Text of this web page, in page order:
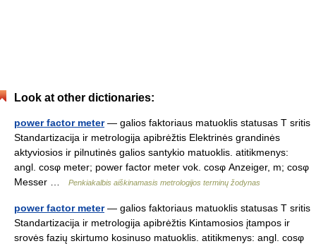
Look at other dictionaries:
power factor meter— galios faktoriaus matuoklis statusas T sritis
Standartizacija ir metrologija apibrėžtis Elektrinės grandinės
aktyviosios ir pilnutinės galios santykio matuoklis. atitikmenys:
angl. cosφ meter; power factor meter vok. cosφ Anzeiger, m; cosφ
Messer …
Penkiakalbis aiškinamasis metrologijos terminų žodynas
power factor meter— galios faktoriaus matuoklis statusas T sritis
Standartizacija ir metrologija apibrėžtis Kintamosios įtampos ir
srovės fazių skirtumo kosinuso matuoklis. atitikmenys: angl. cosφ